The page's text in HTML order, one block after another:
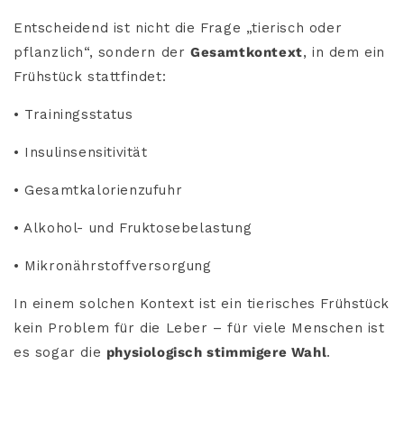
Entscheidend ist nicht die Frage „tierisch oder
pflanzlich“, sondern derGesamtkontext, in dem ein
Frühstück stattfindet:
• Trainingsstatus
• Insulinsensitivität
• Gesamtkalorienzufuhr
• Alkohol- und Fruktosebelastung
• Mikronährstoffversorgung
In einem solchen Kontext ist ein tierisches Frühstück
kein Problem für die Leber – für viele Menschen ist
es sogar die physiologisch stimmigere Wahl.